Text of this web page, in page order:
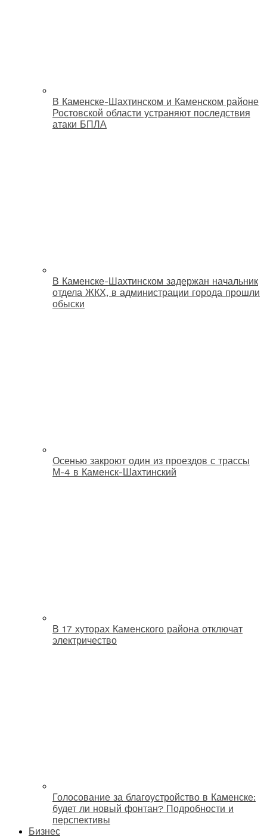
В Каменске-Шахтинском и Каменском районе
Ростовской области устраняют последствия
атаки БПЛА
В Каменске-Шахтинском задержан начальник
отдела ЖКХ, в администрации города прошли
обыски
Осенью закроют один из проездов с трассы
М-4 в Каменск-Шахтинский
В 17 хуторах Каменского района отключат
электричество
Голосование за благоустройство в Каменске:
будет ли новый фонтан? Подробности и
перспективы
Бизнес